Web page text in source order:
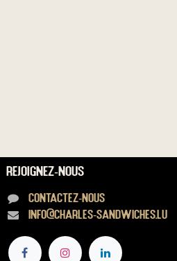
Rejoignez-nous
Contactez-nous
info@charles-sandwiches.lu